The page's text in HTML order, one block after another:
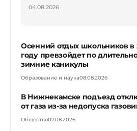
04.08.2026
Осенний отдых школьников в
году превзойдет по
зимние каникулы
Образование и наука08.08.2026
В Нижнекамске подъезд
от газа из-за недопуска
Общество07.08.2026